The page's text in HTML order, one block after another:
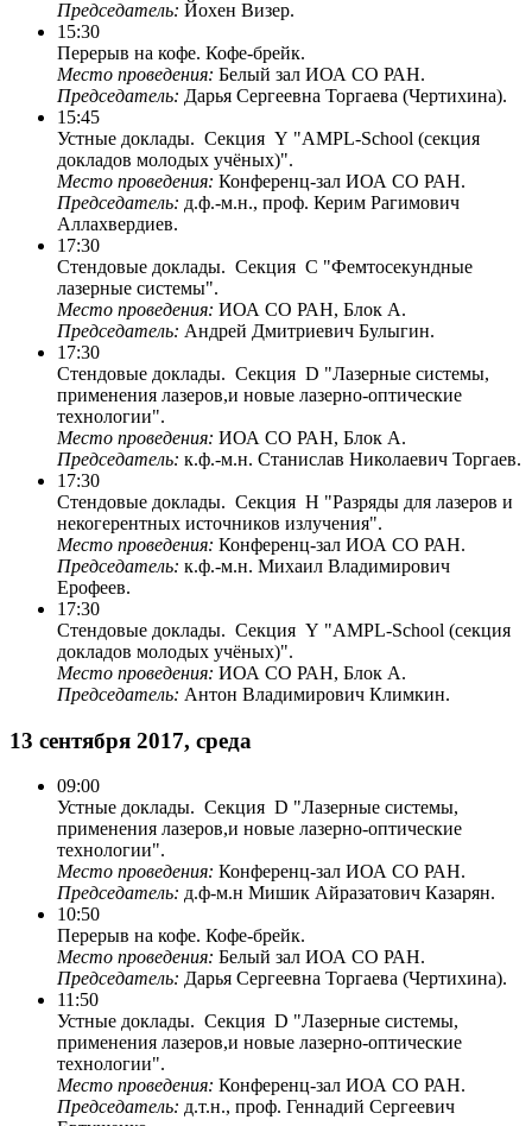
Председатель: Йохен Визер.
15:30
Перерыв на кофе. Кофе-брейк.
Место проведения: Белый зал ИОА СО РАН.
Председатель: Дарья Сергеевна Торгаева (Чертихина).
15:45
Устные доклады. Секция Y "AMPL-School (секция
докладов молодых учёных)".
Место проведения: Конференц-зал ИОА СО РАН.
Председатель: д.ф.-м.н., проф. Керим Рaгимович
Аллахвердиев.
17:30
Стендовые доклады. Секция C "Фемтосекундные
лазерные системы".
Место проведения: ИОА СО РАН, Блок A.
Председатель: Андрей Дмитриевич Булыгин.
17:30
Стендовые доклады. Секция D "Лазерные системы,
применения лазеров,и новые лазерно-оптические
технологии".
Место проведения: ИОА СО РАН, Блок A.
Председатель: к.ф.-м.н. Станислав Николаевич Торгаев.
17:30
Стендовые доклады. Секция H "Разряды для лазеров и
некогерентных источников излучения".
Место проведения: Конференц-зал ИОА СО РАН.
Председатель: к.ф.-м.н. Михаил Владимирович
Ерофеев.
17:30
Стендовые доклады. Секция Y "AMPL-School (секция
докладов молодых учёных)".
Место проведения: ИОА СО РАН, Блок A.
Председатель: Антон Владимирович Климкин.
13 сентября 2017, среда
09:00
Устные доклады. Секция D "Лазерные системы,
применения лазеров,и новые лазерно-оптические
технологии".
Место проведения: Конференц-зал ИОА СО РАН.
Председатель: д.ф-м.н Мишик Айразатович Казарян.
10:50
Перерыв на кофе. Кофе-брейк.
Место проведения: Белый зал ИОА СО РАН.
Председатель: Дарья Сергеевна Торгаева (Чертихина).
11:50
Устные доклады. Секция D "Лазерные системы,
применения лазеров,и новые лазерно-оптические
технологии".
Место проведения: Конференц-зал ИОА СО РАН.
Председатель: д.т.н., проф. Геннадий Сергеевич